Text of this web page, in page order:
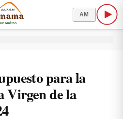
AM
para la
Virgen de la